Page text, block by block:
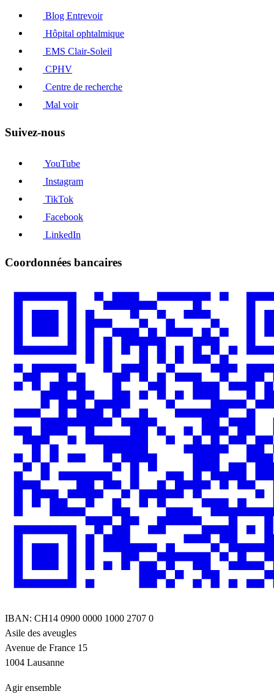
Blog Entrevoir
Hôpital ophtalmique
EMS Clair-Soleil
CPHV
Centre de recherche
Mal voir
Suivez-nous
YouTube
Instagram
TikTok
Facebook
LinkedIn
Coordonnées bancaires
IBAN: CH14 0900 0000 1000 2707 0
Asile des aveugles
Avenue de France 15
1004 Lausanne
Agir ensemble